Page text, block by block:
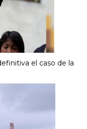
el caso de la